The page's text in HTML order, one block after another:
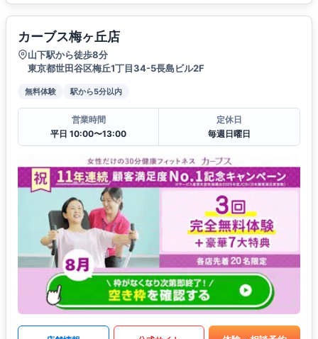
カーブス梅ヶ丘店
山下駅から徒歩8分
東京都世田谷区梅丘1丁目34-5長島ビル2F
無料体験 駅から5分以内
営業時間
平日 10:00〜13:00
定休日
毎週日曜日